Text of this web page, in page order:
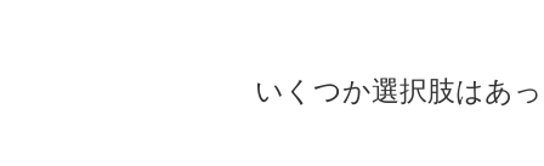
いくつか選択肢はあ